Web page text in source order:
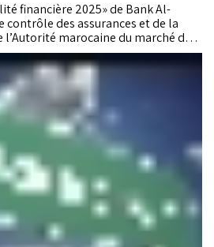
financière 2025» de Bank Al-
contrôle des assurances et de la
l’Autorité marocaine du marché des
de la sinistralité du secteur
notamment par l’Automobile et les
évolution qui pèse sur la marge
mais que le secteur parvient à
de ses placements
à son plus haut niveau en dix